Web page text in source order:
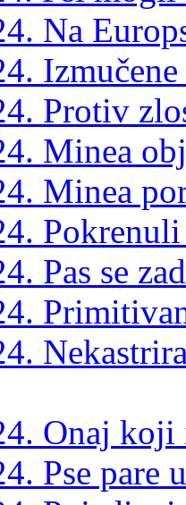
Na
Protiv
Minea
Minea
Pas se
Onaj koji
Pse pare